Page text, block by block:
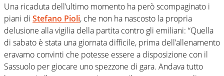
Una ricaduta dell’ultimo momento ha però scompaginato i
piani di Stefano Pioli, che non ha nascosto la propria
delusione alla vigilia della partita contro gli emiliani: “Quella
di sabato è stata una giornata difficile, prima dell’allenamento
eravamo convinti che potesse essere a disposizione con il
Sassuolo per giocare uno spezzone di gara. Andava tutto